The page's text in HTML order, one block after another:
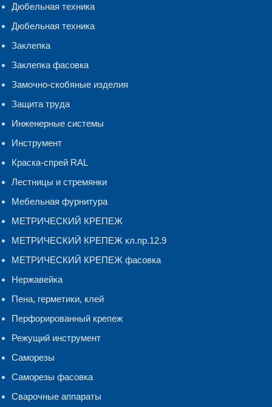
Дюбельная техника
Дюбельная техника
Заклепка
Заклепка фасовка
Замочно-скобяные изделия
Защита труда
Инженерные системы
Инструмент
Краска-спрей RAL
Лестницы и стремянки
Мебельная фурнитура
МЕТРИЧЕСКИЙ КРЕПЕЖ
МЕТРИЧЕСКИЙ КРЕПЕЖ кл.пр.12.9
МЕТРИЧЕСКИЙ КРЕПЕЖ фасовка
Нержавейка
Пена, герметики, клей
Перфорированный крепеж
Режущий инструмент
Саморезы
Саморезы фасовка
Сварочные аппараты